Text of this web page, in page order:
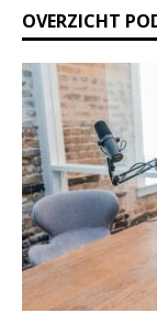
t
h
i
s
f
i
e
l
d
b
l
a
n
OVERZICHT